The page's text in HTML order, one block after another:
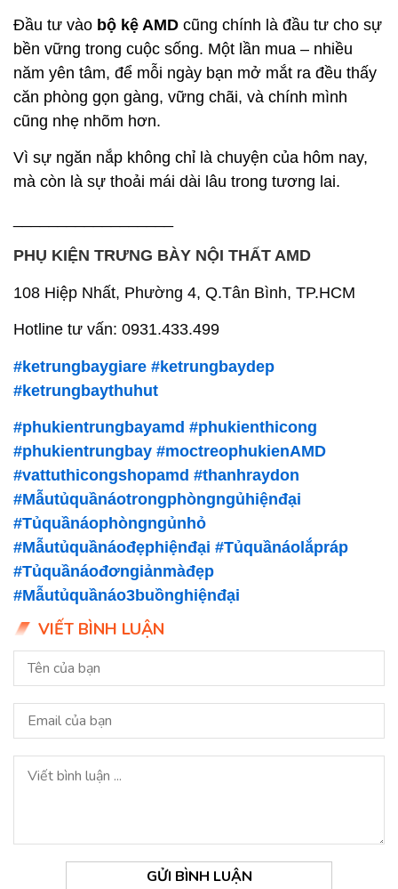
Đầu tư vào bộ kệ AMD cũng chính là đầu tư cho sự
bền vững trong cuộc sống. Một lần mua – nhiều
năm yên tâm, để mỗi ngày bạn mở mắt ra đều thấy
căn phòng gọn gàng, vững chãi, và chính mình
cũng nhẹ nhõm hơn.
Vì sự ngăn nắp không chỉ là chuyện của hôm nay,
mà còn là sự thoải mái dài lâu trong tương lai.
PHỤ KIỆN TRƯNG BÀY NỘI THẤT AMD
108 Hiệp Nhất, Phường 4, Q.Tân Bình, TP.HCM
Hotline tư vấn: 0931.433.499
#ketrungbaygiare #ketrungbaydep
#ketrungbaythuhut
#phukientrungbayamd #phukienthicong
#phukientrungbay #moctreophukienAMD
#vattuthicongshopamd #thanhraydon
#Mẫutủquầnáotrongphòngngủhiệnđại
#Tủquầnáophòngngủnhỏ
#Mẫutủquầnáođẹphiệnđại #Tủquầnáolắpráp
#Tủquầnáođơngiảnmàđẹp
#Mẫutủquầnáo3buồnghiệnđại
VIẾT BÌNH LUẬN
GỬI BÌNH LUẬN